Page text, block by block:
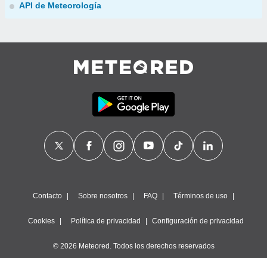
API de Meteorología
Contacto Sobre nosotros FAQ Términos de uso
Cookies Política de privacidad Configuración de privacidad
© 2026 Meteored. Todos los derechos reservados